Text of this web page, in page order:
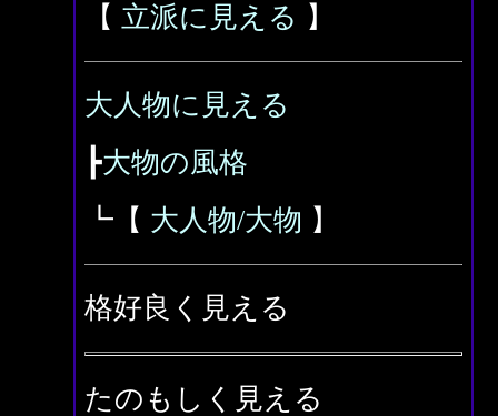
【 立派に見える 】
大人物に見える
┣大物の風格
┗【 大人物/大物 】
格好良く見える
たのもしく見える